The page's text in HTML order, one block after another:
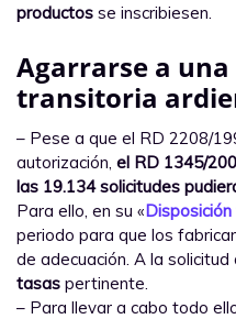
productos se inscribiesen.
Agarrarse a
transitoria
– Pese a que el RD 2208/
autorización, el RD 1345/
las 19.134 solicitudes
Para ello, en su «
periodo para que los
de adecuación. A la solicitud
tasas pertinente.
– Para llevar a cabo todo